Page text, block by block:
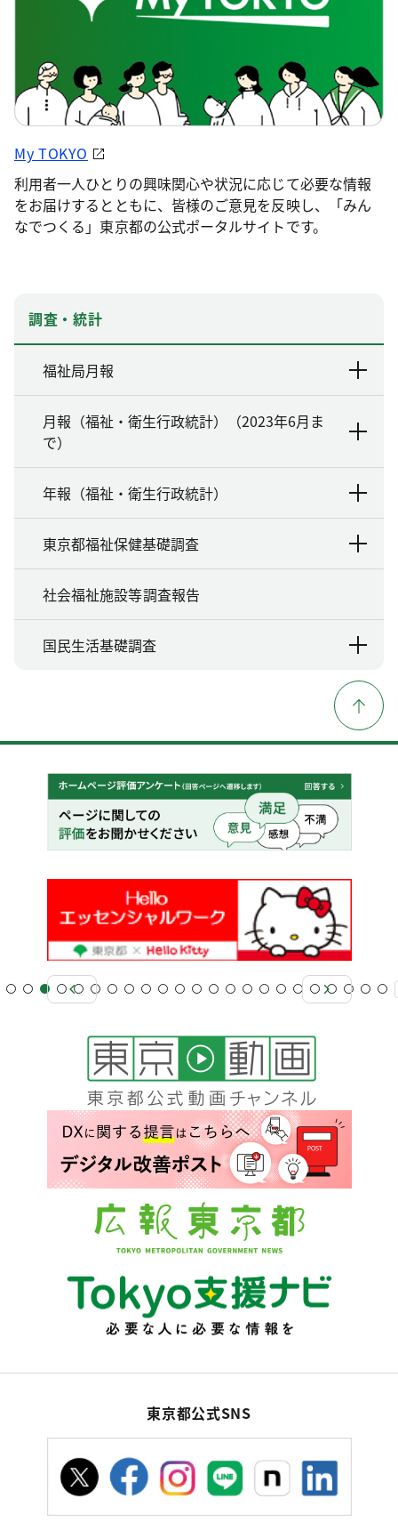
My TOKYO
利用者一人ひとりの興味関心や状況に応じて必要な情報
をお届けするとともに、皆様のご意見を反映し、「みん
なでつくる」東京都の公式ポータルサイトです。
調査・統計
福祉局月報
月報（福祉・衛生行政統計）（2023年6月ま
で）
年報（福祉・衛生行政統計）
東京都福祉保健基礎調査
社会福祉施設等調査報告
国民生活基礎調査
東京都公式SNS